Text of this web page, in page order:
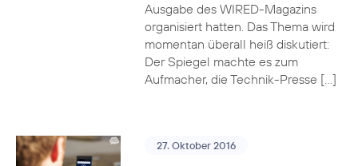
Ausgabe des WIRED-Magazins
organisiert hatten. Das Thema wird
momentan überall heiß diskutiert:
Der Spiegel machte es zum
Aufmacher, die Technik-Presse […]
27. Oktober 2016